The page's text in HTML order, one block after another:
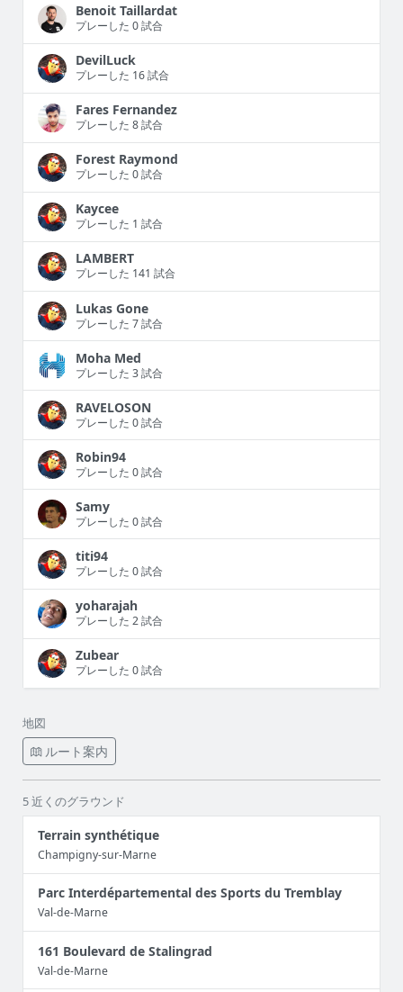
Benoit Taillardat
プレーした 0 試合
DevilLuck
プレーした 16 試合
Fares Fernandez
プレーした 8 試合
Forest Raymond
プレーした 0 試合
Kaycee
プレーした 1 試合
LAMBERT
プレーした 141 試合
Lukas Gone
プレーした 7 試合
Moha Med
プレーした 3 試合
RAVELOSON
プレーした 0 試合
Robin94
プレーした 0 試合
Samy
プレーした 0 試合
titi94
プレーした 0 試合
yoharajah
プレーした 2 試合
Zubear
プレーした 0 試合
地図
ルート案内
5 近くのグラウンド
Terrain synthétique
Champigny-sur-Marne
Parc Interdépartemental des Sports du Tremblay
Val-de-Marne
161 Boulevard de Stalingrad
Val-de-Marne